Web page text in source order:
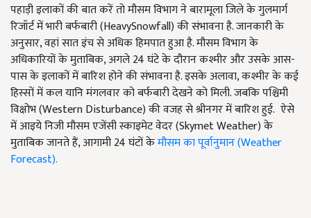
पहाड़ी इलाकों की बात करें तो मौसम विभाग ने बारामूला जिले के गुलमार्ग
रिजॉर्ट में भारी बर्फबारी (HeavySnowfall) की संभावना है. जानकारी के
अनुसार, वहां सात इंच से अधिक हिमपात हुआ है. मौसम विभाग के
अधिकारियों के मुताबिक, अगले 24 घंटे के दौरान कश्मीर और उसके आस-
पास के इलाकों में बारिश होने की संभावना है. इसके अलावा, कश्मीर के कई
हिस्सों में कल यानि मंगलवार को बर्फबारी देखने को मिली. जबकि पश्चिमी
विक्षोभ (Western Disturbance) की वजह से श्रीनगर में बारिश हुई. ऐसे
में आइये निजी मौसम एजेंसी स्काइमेट वेदर (Skymet Weather) के
मुताबिक जानते हैं, आगामी 24 घंटों केमौसम का पूर्वानुमान (Weather
Forecast).